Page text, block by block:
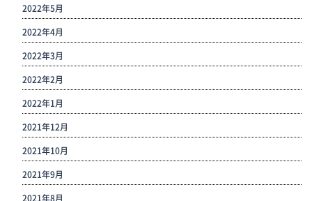
2022年5月
2022年4月
2022年3月
2022年2月
2022年1月
2021年12月
2021年10月
2021年9月
2021年8月